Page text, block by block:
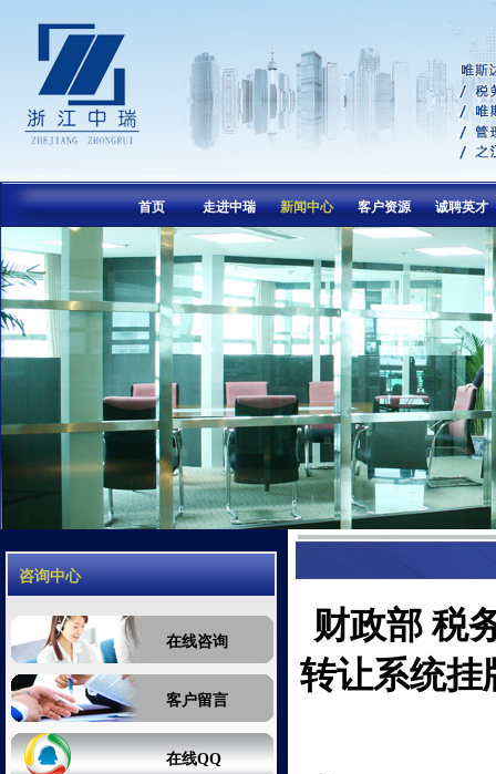
首页 走进中瑞 新闻中心 客户资源 诚聘英才
咨询中心
在线咨询
客户留言
在线QQ
财政部 税
转让系统挂